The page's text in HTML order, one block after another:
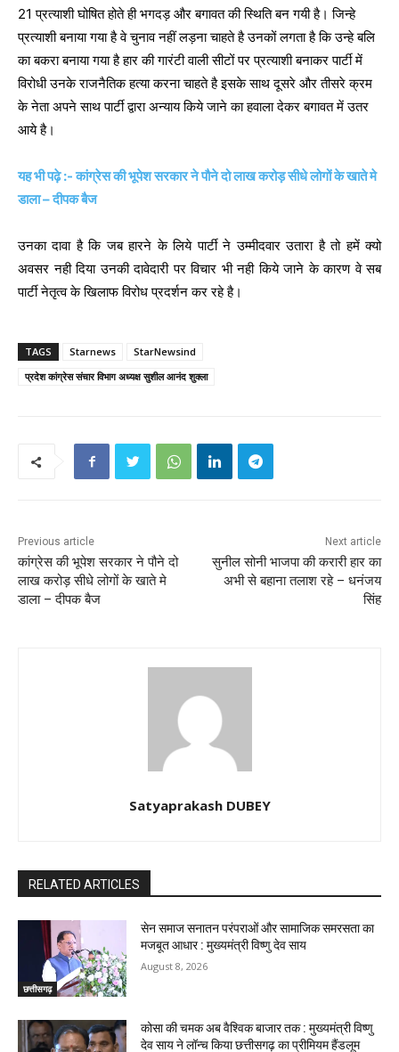
21 प्रत्याशी घोषित होते ही भगदड़ और बगावत की स्थिति बन गयी है। जिन्हे
प्रत्याशी बनाया गया है वे चुनाव नहीं लड़ना चाहते है उनकों लगता है कि उन्हे बलि
का बकरा बनाया गया है हार की गारंटी वाली सीटों पर प्रत्याशी बनाकर पार्टी में
विरोधी उनके राजनैतिक हत्या करना चाहते है इसके साथ दूसरे और तीसरे क्रम
के नेता अपने साथ पार्टी द्वारा अन्याय किये जाने का हवाला देकर बगावत में उतर
आये है।
यह भी पढ़े :- कांग्रेस की भूपेश सरकार ने पौने दो लाख करोड़ सीधे लोगों के खाते मे
डाला – दीपक बैज
उनका दावा है कि जब हारने के लिये पार्टी ने उम्मीदवार उतारा है तो हमें क्यो
अवसर नही दिया उनकी दावेदारी पर विचार भी नही किये जाने के कारण वे सब
पार्टी नेतृत्व के खिलाफ विरोध प्रदर्शन कर रहे है।
TAGS Starnews
StarNewsind
प्रदेश कांग्रेस संचार विभाग अध्यक्ष सुशील आनंद शुक्ला
Previous article
कांग्रेस की भूपेश सरकार ने पौने दो
लाख करोड़ सीधे लोगों के खाते मे
डाला – दीपक बैज
Next article
सुनील सोनी भाजपा की करारी हार का
अभी से बहाना तलाश रहे – धनंजय
सिंह
Satyaprakash DUBEY
RELATED ARTICLES
छत्तीसगढ़
सेन समाज सनातन परंपराओं और सामाजिक समरसता का
मजबूत आधार : मुख्यमंत्री विष्णु देव साय
August 8, 2026
कोसा की चमक अब वैश्विक बाजार तक : मुख्यमंत्री विष्णु
देव साय ने लॉन्च किया छत्तीसगढ़ का प्रीमियम हैंडलूम